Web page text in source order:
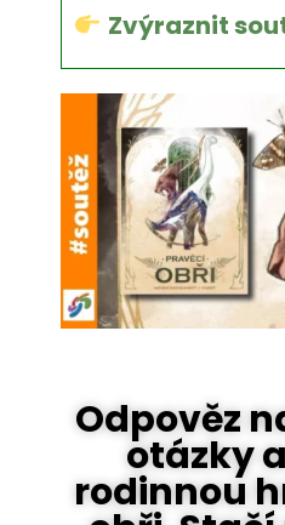
Zvýraznit
Odpověz
otázky
rodinnou